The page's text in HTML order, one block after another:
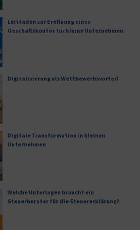
Leitfaden zur Eröffnung eines
Geschäftskontos für kleine Unternehmen
Digitalisierung als Wettbewerbsvorteil
Digitale Transformation in kleinen
Unternehmen
Welche Unterlagen braucht ein
Steuerberater für die Steuererklärung?